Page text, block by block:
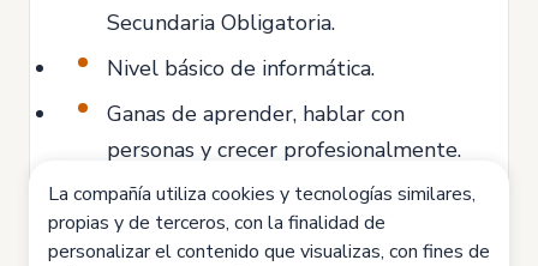
Secundaria Obligatoria.
Nivel básico de informática.
Ganas de aprender, hablar con
personas y crecer profesionalmente.
Actitud positiva, responsabilidad y
compromiso.
La compañía utiliza cookies y tecnologías similares,
propias y de terceros, con la finalidad de
personalizar el contenido que visualizas, con fines de